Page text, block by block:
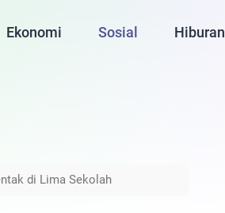
Ekonomi Sosial Hiburan
di Lima Sekolah